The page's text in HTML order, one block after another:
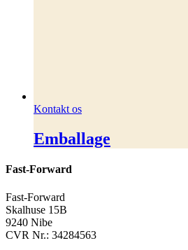
Kontakt os
Emballage
Fast-Forward
Fast-Forward
Skalhuse 15B
9240 Nibe
CVR Nr.: 34284563